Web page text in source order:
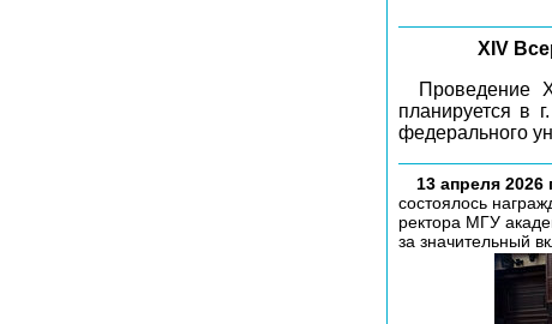
XIV
Проведение
планируется в
федерального
13 апреля 2026
состоялось
ректора МГУ
за значительный